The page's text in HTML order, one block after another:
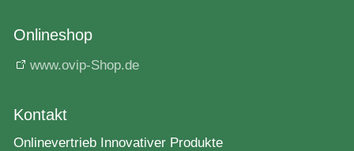
Onlineshop
www.ovip-Shop.de
Kontakt
Onlinevertrieb Innovativer Produkte